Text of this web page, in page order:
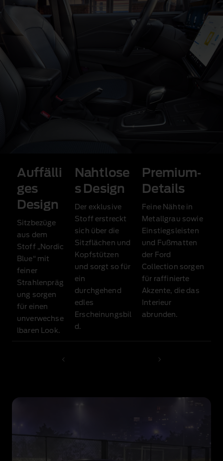
Auffälli
ges
Design
Sitzbezüge
aus dem
Stoff „Nordic
Blue“ mit
feiner
Strahlenpräg
ung sorgen
für einen
unverwechse
lbaren Look.
Nahtlose
s Design
Der exklusive
Stoff erstreckt
sich über die
Sitzflächen und
Kopfstützen
und sorgt so für
ein
durchgehend
edles
Erscheinungsbil
d.
Premium‑
Details
Feine Nähte in
Metallgrau sowie
Einstiegsleisten
und Fußmatten
der Ford
Collection sorgen
für raffinierte
Akzente, die das
Interieur
abrunden.